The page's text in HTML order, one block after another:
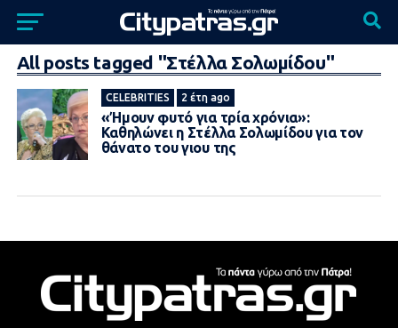
All posts tagged "Στέλλα Σολωμίδου"
CELEBRITIES 2 έτη ago
«Ήμουν φυτό για τρία χρόνια»:
Καθηλώνει η Στέλλα Σολωμίδου για τον
θάνατο του γιου της